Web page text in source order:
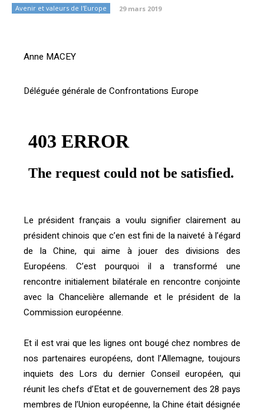
Avenir et valeurs de l'Europe 29 mars 2019
Anne MACEY
Déléguée générale de Confrontations Europe
Le président français a voulu signifier clairement au
président chinois que c’en est fini de la naiveté à l’égard
de la Chine, qui aime à jouer des divisions des
Européens. C’est pourquoi il a transformé une
rencontre initialement bilatérale en rencontre conjointe
avec la Chancelière allemande et le président de la
Commission européenne.
Et il est vrai que les lignes ont bougé chez nombres de
nos partenaires européens, dont l’Allemagne, toujours
inquiets des Lors du dernier Conseil européen, qui
réunit les chefs d’Etat et de gouvernement des 28 pays
membres de l’Union européenne, la Chine était désignée